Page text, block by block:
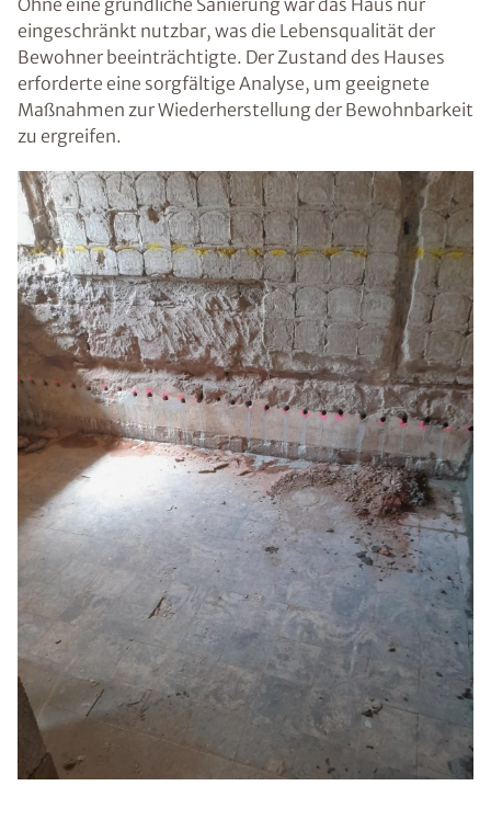
Ohne eine gründliche Sanierung war das Haus nur
eingeschränkt nutzbar, was die Lebensqualität der
Bewohner beeinträchtigte. Der Zustand des Hauses
erforderte eine sorgfältige Analyse, um geeignete
Maßnahmen zur Wiederherstellung der Bewohnbarkeit
zu ergreifen.